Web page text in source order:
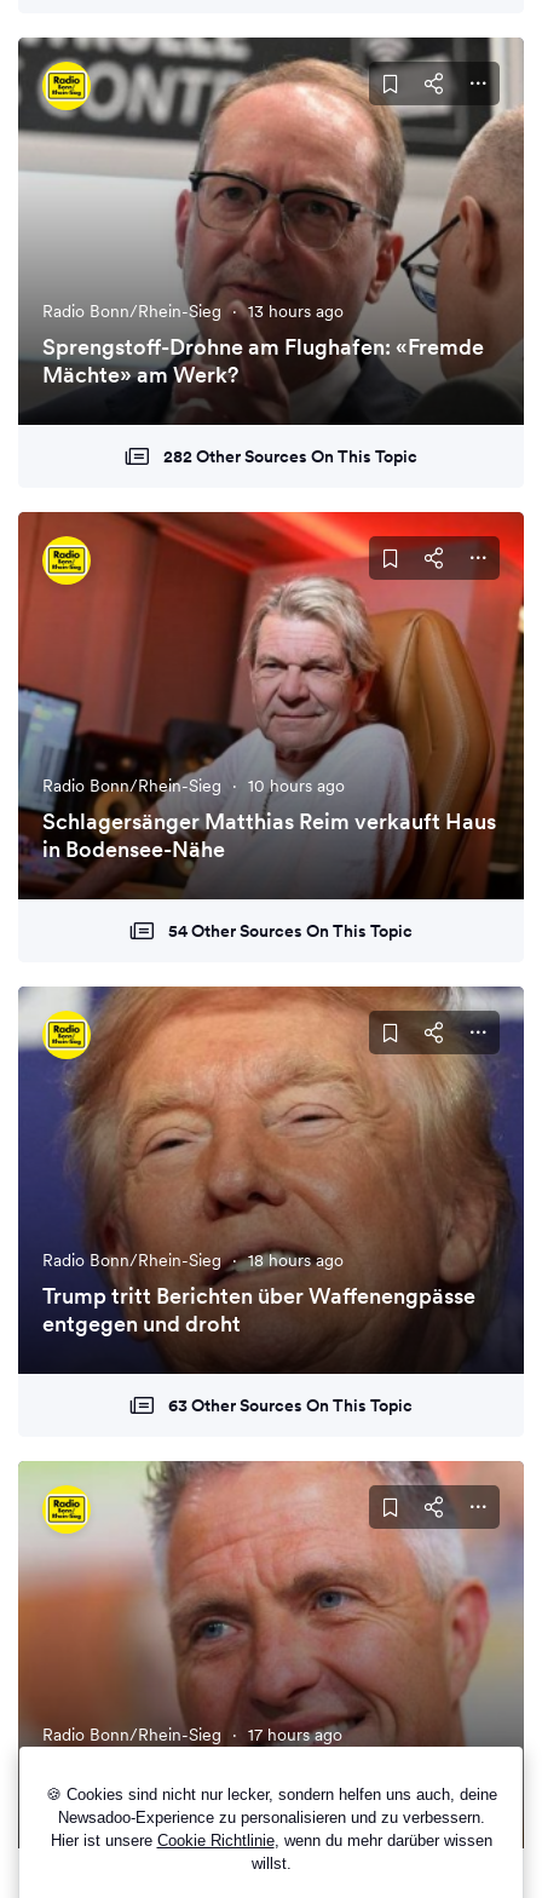
🍪 Cookies sind nicht nur lecker, sondern helfen uns auch, deine
Newsadoo-Experience zu personalisieren und zu verbessern.
Hier ist unsere Cookie Richtlinie, wenn du mehr darüber wissen
willst.
Radio Bonn/Rhein-Sieg · 13 hours ago
Sprengstoff-Drohne am Flughafen: «Fremde
Mächte» am Werk?
282 Other Sources On This Topic
Radio Bonn/Rhein-Sieg · 10 hours ago
Schlagersänger Matthias Reim verkauft Haus
in Bodensee-Nähe
54 Other Sources On This Topic
Radio Bonn/Rhein-Sieg · 18 hours ago
Trump tritt Berichten über Waffenengpässe
entgegen und droht
63 Other Sources On This Topic
Radio Bonn/Rhein-Sieg · 17 hours ago
Wassersportler